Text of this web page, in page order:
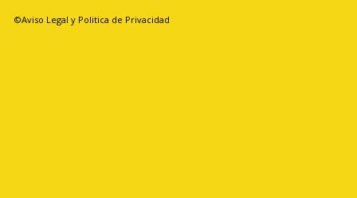
©Aviso Legal y Politica de Privacidad